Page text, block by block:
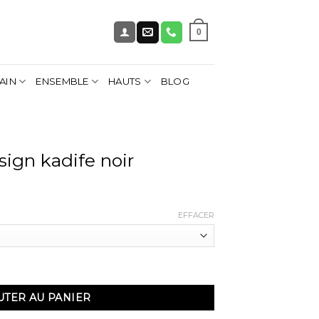
0
ENSEMBLE HAUTS BLOG
kadife noir
EFFACER
AU PANIER